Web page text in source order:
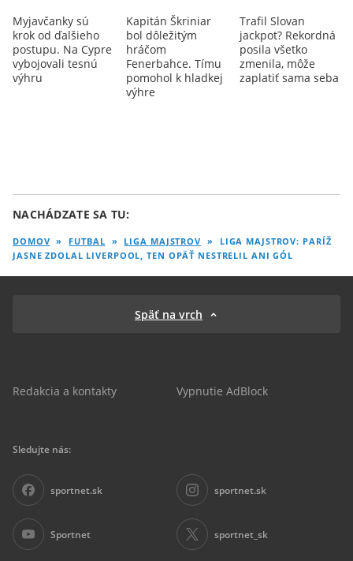
Myjavčanky sú
krok od ďalšieho
postupu. Na Cypre
vybojovali tesnú
výhru
Kapitán Škriniar
bol dôležitým
hráčom
Fenerbahce. Tímu
pomohol k hladkej
výhre
Trafil Slovan
jackpot? Rekordná
posila všetko
zmenila, môže
zaplatiť sama seba
NACHÁDZATE SA TU:
DOMOV » FUTBAL » LIGA MAJSTROV »
LIGA MAJSTROV: PARÍŽ
JASNE ZDOLAL LIVERPOOL, TEN OPÄŤ NESTRELIL ANI GÓL
Späť na vrch
Redakcia a kontakty Vypnutie AdBlock
Sledujte nás:
sportnet.sk sportnet.sk
Sportnet sportnet_sk